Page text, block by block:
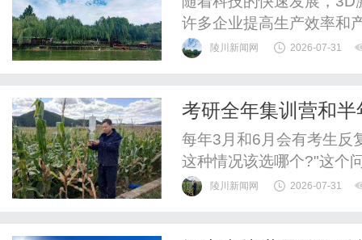
许多企业提高生产效率和
球知名的小商品集散地，
3D激光设备的优质生产厂
陵川新闻网 2026-07-31
考研全年集训营和
每年3月和6月会有考生反
这种情况该选哪个?"这个
情况来进行选择，但选择
陵川新闻网 2026-07-31